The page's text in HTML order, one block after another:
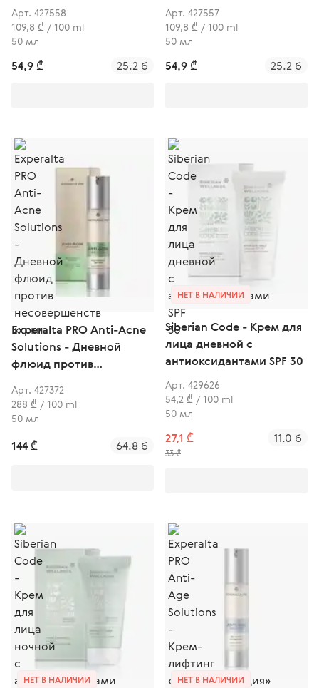
c фитоэстрогенами
Арт. 427558
109,8 ₾ / 100 ml
50 мл
54,9 ₾ 25.2 б
дневной с
фитоэстрогенами
Арт. 427557
109,8 ₾ / 100 ml
50 мл
54,9 ₾ 25.2 б
Experalta PRO Anti-Acne
Solutions - Дневной
флюид против
Арт. 427372
288 ₾ / 100 ml
50 мл
144 ₾ 64.8 б
НЕТ В НАЛИЧИИ
Siberian Code - Крем для
лица дневной с
антиоксидантами SPF 30
Арт. 429626
54,2 ₾ / 100 ml
50 мл
27,1 ₾
33 ₾
11.0 б
НЕТ В НАЛИЧИИ НЕТ В НАЛИЧИИ